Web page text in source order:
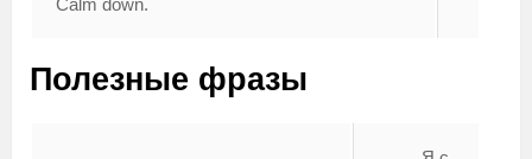
Calm down.
Полезные фразы